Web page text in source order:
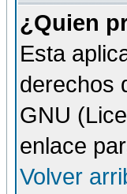
¿Quien
Esta
derechos
GNU
enlace
Volver